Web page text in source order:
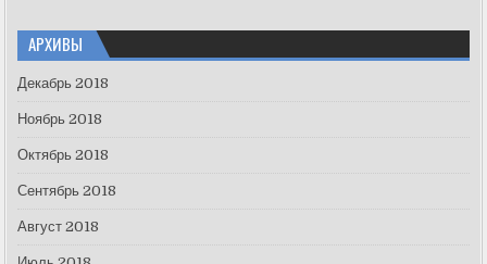
АРХИВЫ
Декабрь 2018
Ноябрь 2018
Октябрь 2018
Сентябрь 2018
Август 2018